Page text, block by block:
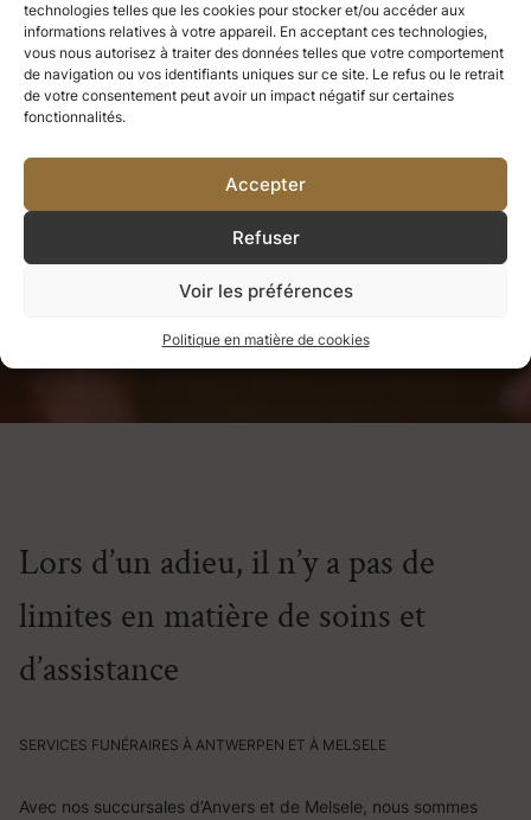
technologies telles que les cookies pour stocker et/ou accéder aux
informations relatives à votre appareil. En acceptant ces technologies,
vous nous autorisez à traiter des données telles que votre comportement
de navigation ou vos identifiants uniques sur ce site. Le refus ou le retrait
de votre consentement peut avoir un impact négatif sur certaines
fonctionnalités.
Accepter
Refuser
Voir les préférences
Politique en matière de cookies
Ce que nous avons apprécié, nous
ne pouvons jamais le perdre.Tout
ce que nous aimons profondément
devient une partie de nous-mêmes.
Helen Keller
SERVICES FUNÉRAIRES À ANTWERPEN ET À MELSELE
Lors d’un adieu, il n’y a pas de
limites en matière de soins et
d’assistance
Avec nos succursales d’Anvers et de Melsele, nous sommes